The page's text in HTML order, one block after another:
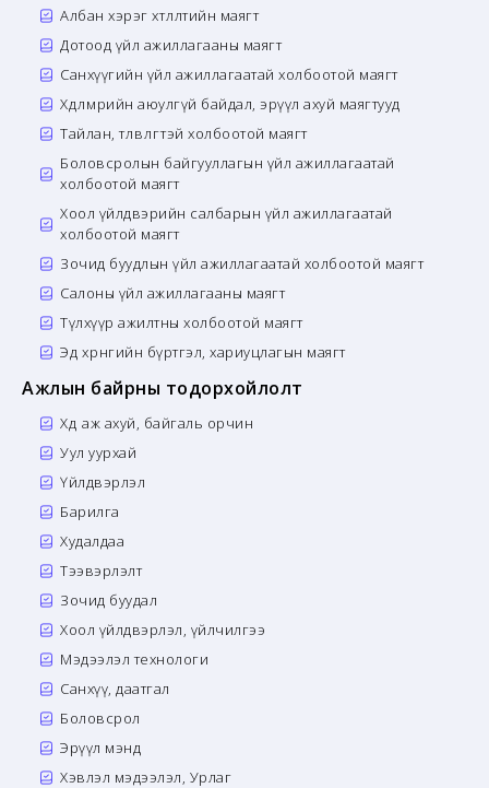
Албан хэрэг хөтлөлтийн маягт
Дотоод үйл ажиллагааны маягт
Санхүүгийн үйл ажиллагаатай холбоотой маягт
Хөдөлмөрийн аюулгүй байдал, эрүүл ахуй маягтууд
Тайлан, төлөвлөгөөтэй холбоотой маягт
Боловсролын байгууллагын үйл ажиллагаатай
холбоотой маягт
Хоол үйлдвэрийн салбарын үйл ажиллагаатай
холбоотой маягт
Зочид буудлын үйл ажиллагаатай холбоотой маягт
Салоны үйл ажиллагааны маягт
Түлхүүр ажилтны холбоотой маягт
Эд хөрөнгийн бүртгэл, хариуцлагын маягт
Ажлын байрны тодорхойлолт
Хөдөө аж ахуй, байгаль орчин
Уул уурхай
Үйлдвэрлэл
Барилга
Худалдаа
Тээвэрлэлт
Зочид буудал
Хоол үйлдвэрлэл, үйлчилгээ
Мэдээлэл технологи
Санхүү, даатгал
Боловсрол
Эрүүл мэнд
Хэвлэл мэдээлэл, Урлаг